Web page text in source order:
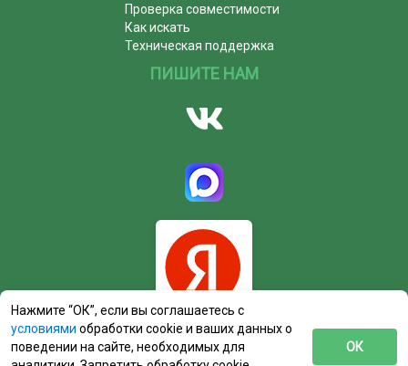
Проверка совместимости
Как искать
Техническая поддержка
ПИШИТЕ НАМ
Нажмите “ОК”, если вы соглашаетесь с
условиями обработки cookie и ваших данных о
поведении на сайте, необходимых для
ОК